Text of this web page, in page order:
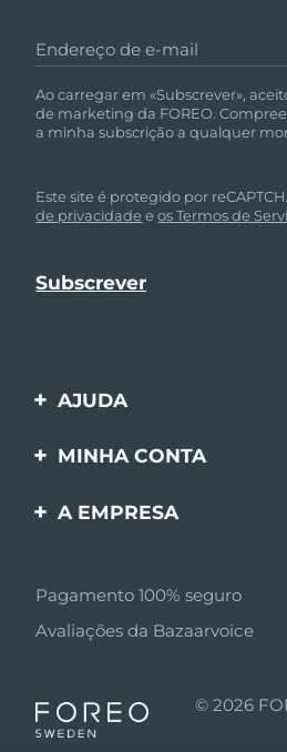
Endereço de e-mail
Ao carregar em «Subscrever»,
de marketing da FOREO.
a minha subscrição a qualquer
Este site é protegido por
de privacidade eos Termos de
AJUDA
Entre em contato
MINHA CONTA
Registro de produto
A EMPRESA
Afiliados
Notícias de afiliados
Parceiro minoritário
Pagamento 100% seguro
Avaliações da Bazaarvoice
© 2026